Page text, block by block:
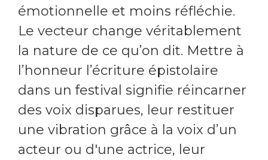
émotionnelle et moins réfléchie.
Le vecteur change véritablement
la nature de ce qu’on dit. Mettre à
l’honneur l’écriture épistolaire
dans un festival signifie réincarner
des voix disparues, leur restituer
une vibration grâce à la voix d’un
acteur ou d'une actrice, leur